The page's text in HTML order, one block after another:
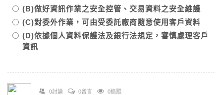
(B)做好資訊作業之安全控管、交易資料之安全維護
(C)對委外作業，可由受委託廠商隨意使用客戶資料
(D)依據個人資料保護法及銀行法規定，審慎處理客戶
資訊
0討論 0留言 0追蹤